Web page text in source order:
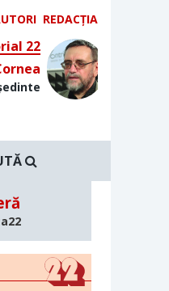
REDACȚIA
22